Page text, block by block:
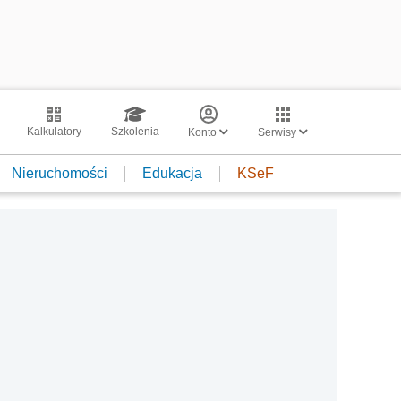
Kalkulatory Szkolenia Konto Serwisy
Nieruchomości Edukacja KSeF